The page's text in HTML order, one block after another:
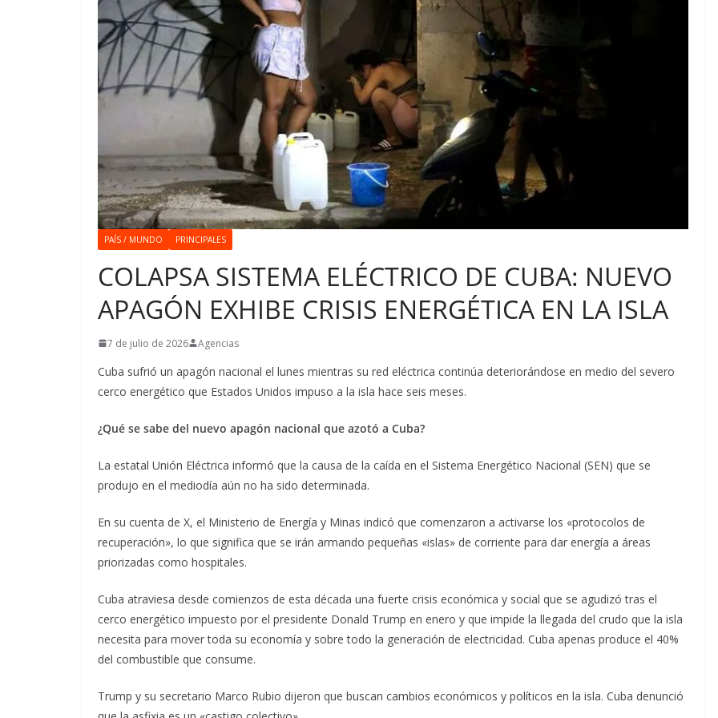
PAÍS / MUNDO PRINCIPALES
COLAPSA SISTEMA ELÉCTRICO DE CUBA: NUEVO
APAGÓN EXHIBE CRISIS ENERGÉTICA EN LA ISLA
7 de julio de 2026 Agencias
Cuba sufrió un apagón nacional el lunes mientras su red eléctrica continúa deteriorándose en medio del severo
cerco energético que Estados Unidos impuso a la isla hace seis meses.
¿Qué se sabe del nuevo apagón nacional que azotó a Cuba?
La estatal Unión Eléctrica informó que la causa de la caída en el Sistema Energético Nacional (SEN) que se
produjo en el mediodía aún no ha sido determinada.
En su cuenta de X, el Ministerio de Energía y Minas indicó que comenzaron a activarse los «protocolos de
recuperación», lo que significa que se irán armando pequeñas «islas» de corriente para dar energía a áreas
priorizadas como hospitales.
Cuba atraviesa desde comienzos de esta década una fuerte crisis económica y social que se agudizó tras el
cerco energético impuesto por el presidente Donald Trump en enero y que impide la llegada del crudo que la isla
necesita para mover toda su economía y sobre todo la generación de electricidad. Cuba apenas produce el 40%
del combustible que consume.
Trump y su secretario Marco Rubio dijeron que buscan cambios económicos y políticos en la isla. Cuba denunció